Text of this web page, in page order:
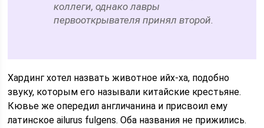
коллеги, однако лавры
первооткрывателя принял второй.
Хардинг хотел назвать животное ийх-ха, подобно
звуку, которым его называли китайские крестьяне.
Кювье же опередил англичанина и присвоил ему
латинское ailurus fulgens. Оба названия не прижились.